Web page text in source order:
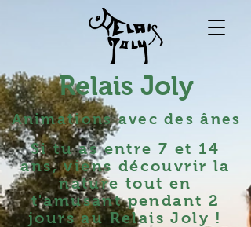
Animations avec des ânes
Relais Joly
Si tu as entre 7 et 14
ans, viens découvrir la
nature tout en
t'amusant pendant 2
jours au Relais Joly !